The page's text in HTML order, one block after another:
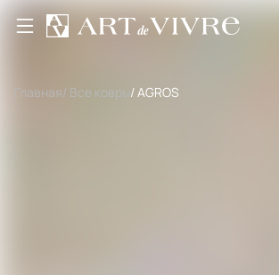
Главная/ Все ковры / AGROS